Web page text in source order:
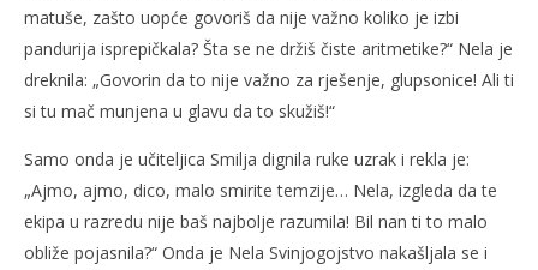
matuše, zašto uopće govoriš da nije važno koliko je izbi
pandurija isprepičkala? Šta se ne držiš čiste aritmetike?“ Nela je
dreknila: „Govorin da to nije važno za rješenje, glupsonice! Ali ti
si tu mač munjena u glavu da to skužiš!“
Samo onda je učiteljica Smilja dignila ruke uzrak i rekla je:
„Ajmo, ajmo, dico, malo smirite temzije… Nela, izgleda da te
ekipa u razredu nije baš najbolje razumila! Bil nan ti to malo
obliže pojasnila?“ Onda je Nela Svinjogojstvo nakašljala se i